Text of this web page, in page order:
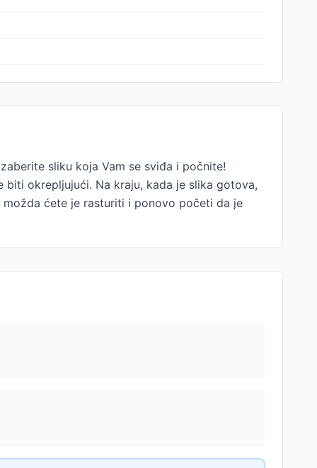
sliku koja Vam se sviđa i počnite!
okrepljujući. Na kraju, kada je slika gotova,
ćete je rasturiti i ponovo početi da je